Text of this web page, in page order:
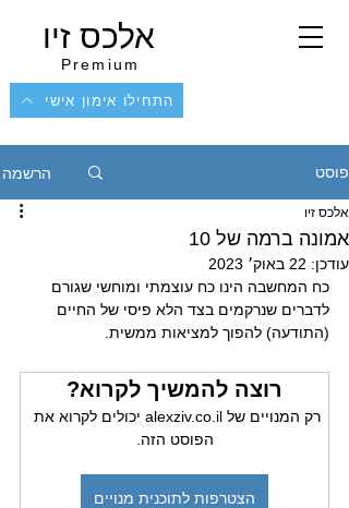
אלכס זיו
Premium
התחילו אימון אישי
פוסט הרשמה
אמונה ברמה של 10
אלכס זיו
עודכן: 22 באוק׳ 2023
כח המחשבה הינו כח עוצמתי ומוחשי שגורם
לדברים שנרקמים בצד הלא פיסי של החיים
(התודעה) להפוך למציאות ממשית.
רוצה להמשיך לקרוא?
רק המנויים של alexziv.co.il יכולים לקרוא את
הפוסט הזה.
הצטרפות לתוכנית מנויים